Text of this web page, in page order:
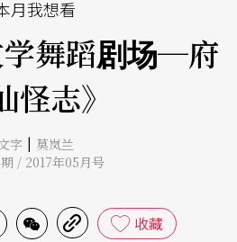
月我想看
学舞蹈剧场─府
怪志》
字 | 莫岚兰
/ 2017年05月号
收藏